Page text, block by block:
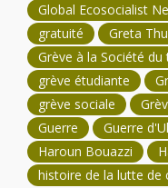
Global Ecosocialist
gratuité
Greta
Grève à la Société
grève étudiante
grève sociale
Guerre
Guerre
Haroun Bouazzi
histoire de la lutte de